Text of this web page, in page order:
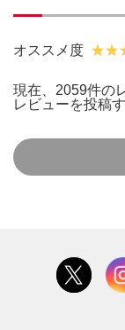
オススメ度
現在、2059件の
レビューを投稿